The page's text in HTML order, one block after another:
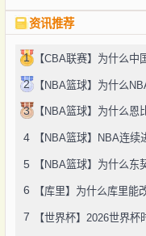
资讯推荐
1 【CBA联赛】为什么中
2 【NBA篮球】为什么
3 【NBA篮球】为什么恩
4 【NBA篮球】NBA连
5 【NBA篮球】为什么
6 【库里】为什么库里能
7 【世界杯】2026世界杯